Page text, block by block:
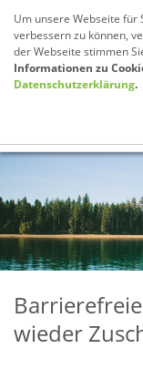
wieder
Um unsere Webseite
verbessern zu können,
der Webseite stimmen
Informationen zu
Datenschutzerklärung.